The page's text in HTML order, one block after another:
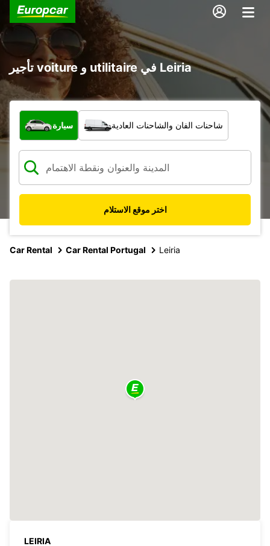
تأجير voiture و utilitaire في Leiria
ما نوع المركبة؟
سيارة شاحنات الفان والشاحنات العادية
اختر موقع الاستلام
Car Rental Car Rental Portugal Leiria
LEIRIA